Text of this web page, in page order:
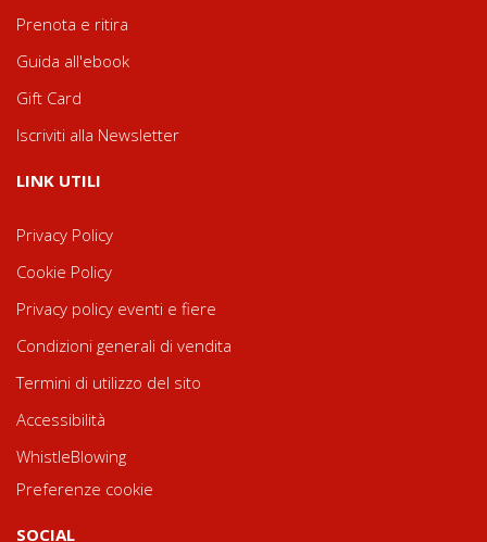
Prenota e ritira
Guida all'ebook
Gift Card
Iscriviti alla Newsletter
LINK UTILI
Privacy Policy
Cookie Policy
Privacy policy eventi e fiere
Condizioni generali di vendita
Termini di utilizzo del sito
Accessibilità
WhistleBlowing
Preferenze cookie
SOCIAL